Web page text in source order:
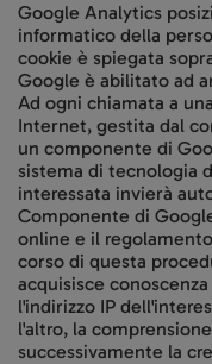
Google Analytics
informatico della
cookie è spiegata
Google è abilitato ad
Ad ogni chiamata a
Internet, gestita dal
un componente di
sistema di tecnologia
interessata invierà
Componente di
online e il
corso di questa
acquisisce
l'indirizzo IP
l'altro, la
successivamente la